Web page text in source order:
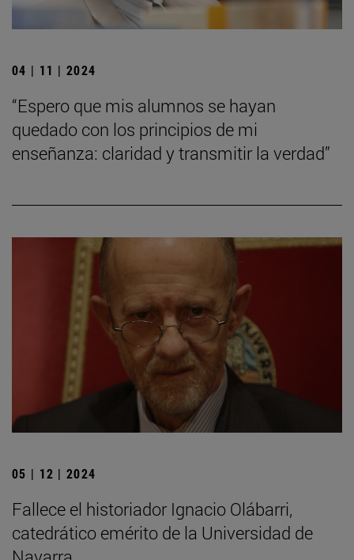
04 | 11 | 2024
“Espero que mis alumnos se hayan
quedado con los principios de mi
enseñanza: claridad y transmitir la verdad”
05 | 12 | 2024
Fallece el historiador Ignacio Olábarri,
catedrático emérito de la Universidad de